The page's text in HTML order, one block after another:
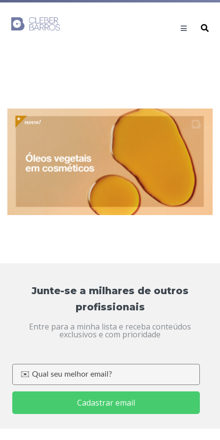
Junte-se a milhares de outros
profissionais
Entre para a minha lista e receba conteúdos
exclusivos e com prioridade
Cadastrar email